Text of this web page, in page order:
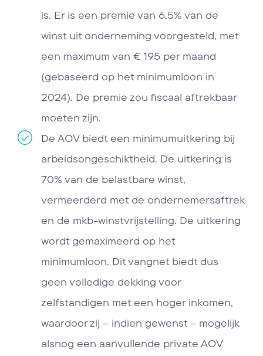
is. Er is een premie van 6,5% van de
winst uit onderneming voorgesteld, met
een maximum van € 195 per maand
(gebaseerd op het minimumloon in
2024). De premie zou fiscaal aftrekbaar
moeten zijn.
De AOV biedt een minimumuitkering bij
arbeidsongeschiktheid. De uitkering is
70% van de belastbare winst,
vermeerderd met de ondernemersaftrek
en de mkb-winstvrijstelling. De uitkering
wordt gemaximeerd op het
minimumloon. Dit vangnet biedt dus
geen volledige dekking voor
zelfstandigen met een hoger inkomen,
waardoor zij – indien gewenst – mogelijk
alsnog een aanvullende private AOV